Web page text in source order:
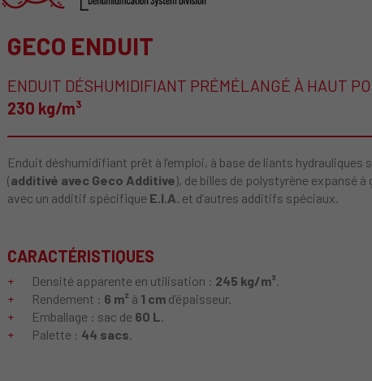
GECO ENDUIT
ENDUIT DÉSHUMIDIFIANT PRÉMÉLANGÉ À HAUT
230 kg/m³
Enduit déshumidifiant prêt à l’emploi, à base de liants
(additivé avec Geco Additive), de billes de polystyrène expansé
avec un additif spécifique E.I.A. et d’autres additifs spéciaux.
CARACTÉRISTIQUES
Densité apparente en utilisation : 245 kg/m³.
Rendement : 6 m²à 1 cmd’épaisseur.
Emballage : sac de 60 L.
Palette : 44 sacs.